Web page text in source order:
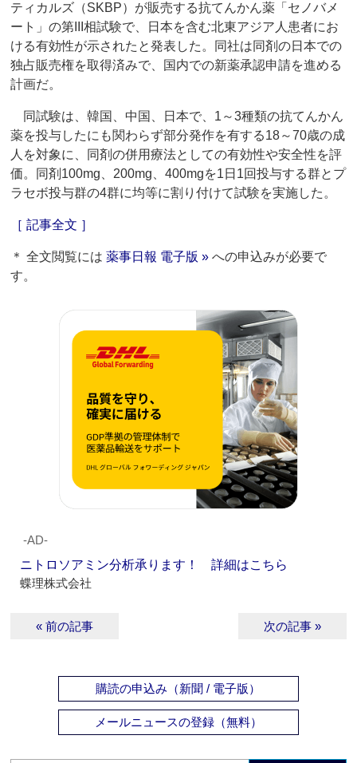
ティカルズ（SKBP）が販売する抗てんかん薬「セノバメ
ート」の第III相試験で、日本を含む北東アジア人患者にお
ける有効性が示されたと発表した。同社は同剤の日本での
独占販売権を取得済みで、国内での新薬承認申請を進める
計画だ。
同試験は、韓国、中国、日本で、1～3種類の抗てんかん
薬を投与したにも関わらず部分発作を有する18～70歳の成
人を対象に、同剤の併用療法としての有効性や安全性を評
価。同剤100mg、200mg、400mgを1日1回投与する群とプ
ラセボ投与群の4群に均等に割り付けて試験を実施した。
［ 記事全文 ］
＊ 全文閲覧には薬事日報 電子版 » への申込みが必要で
す。
‐AD‐
ニトロソアミン分析承ります！ 詳細はこちら
蝶理株式会社
« 前の記事 次の記事 »
購読の申込み（新聞 / 電子版）
メールニュースの登録（無料）